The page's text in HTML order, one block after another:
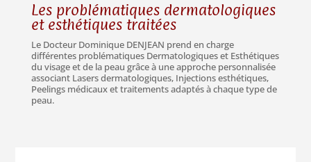
Les problématiques dermatologiques
et esthétiques traitées
Le Docteur Dominique DENJEAN prend en charge
différentes problématiques Dermatologiques et Esthétiques
du visage et de la peau grâce à une approche personnalisée
associant Lasers dermatologiques, Injections esthétiques,
Peelings médicaux et traitements adaptés à chaque type de
peau.